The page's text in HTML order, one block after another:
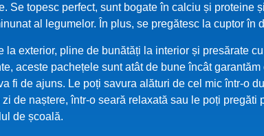
Se topesc perfect, sunt bogate în calciu și proteine
al legumelor. În plus, se pregătesc la cuptor în
la exterior, pline de bunătăți la interior și presărate
aceste pachețele sunt atât de bune încât garantăm
fi de ajuns. Le poți savura alături de cel mic într-o
zi de naștere, într-o seară relaxată sau le poți pregăti
de școală.